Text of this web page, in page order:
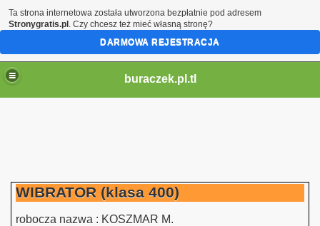
buraczek.pl.tl
WIBRATOR (klasa 400)
robocza nazwa : KOSZMAR M.
Ta strona internetowa została utworzona bezpłatnie pod adresem
Stronygratis.pl . Czy chcesz też mieć własną stronę?
DARMOWA REJESTRACJA